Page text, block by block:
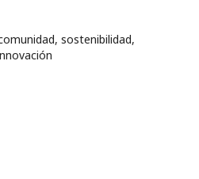
sostenibilidad,